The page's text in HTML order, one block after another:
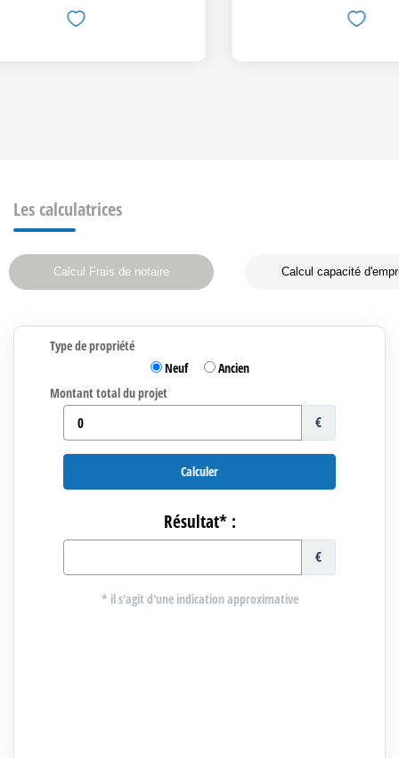
Les calculatrices
Calcul Frais de notaire Calcul capacité